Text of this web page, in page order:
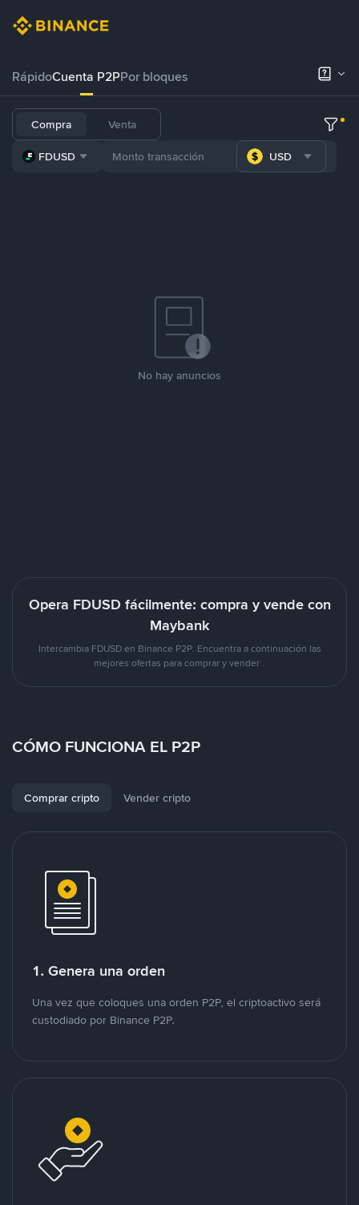
RápidoCuenta P2PPor bloques
Compra Venta
FDUSD USD
No hay anuncios
Opera FDUSD fácilmente: compra y vende con
Maybank
Intercambia FDUSD en Binance P2P. Encuentra a continuación las
mejores ofertas para comprar y vender .
CÓMO FUNCIONA EL P2P
Comprar cripto Vender cripto
1. Genera una orden
Una vez que coloques una orden P2P, el criptoactivo será
custodiado por Binance P2P.